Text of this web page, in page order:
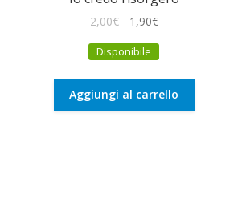
2,00€
originale
2,00€.
1,90€Il
attuale
1,90€.
Disponibile
Aggiungi al carrello